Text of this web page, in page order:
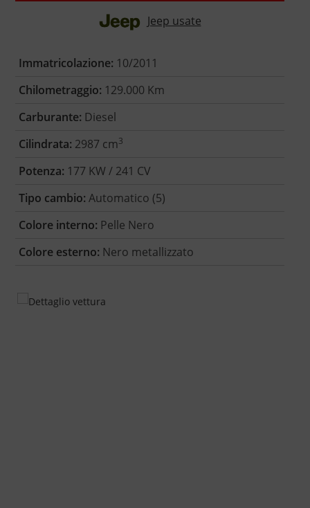
Jeep usate
Immatricolazione: 10/2011
Chilometraggio: 129.000 Km
Carburante: Diesel
Cilindrata: 2987 cm3
Potenza: 177 KW / 241 CV
Tipo cambio: Automatico (5)
Colore interno: Pelle Nero
Colore esterno: Nero metallizzato